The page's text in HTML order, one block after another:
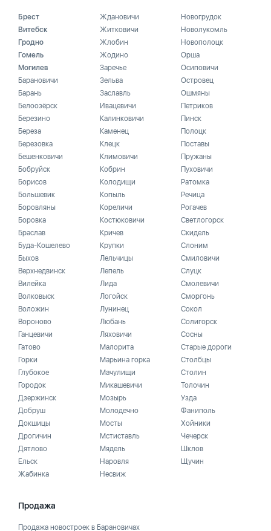
Брест
Витебск
Гродно
Гомель
Могилев
Барановичи
Барань
Белоозёрск
Березино
Береза
Березовка
Бешенковичи
Бобруйск
Борисов
Большевик
Боровляны
Боровка
Браслав
Буда-Кошелево
Быхов
Верхнедвинск
Вилейка
Волковыск
Воложин
Вороново
Ганцевичи
Гатово
Горки
Глубокое
Городок
Дзержинск
Добруш
Докшицы
Дрогичин
Дятлово
Ельск
Жабинка
Ждановичи
Житковичи
Жлобин
Жодино
Заречье
Зельва
Заславль
Ивацевичи
Калинковичи
Каменец
Клецк
Климовичи
Кобрин
Колодищи
Копыль
Кореличи
Костюковичи
Кричев
Крупки
Лельчицы
Лепель
Лида
Логойск
Лунинец
Любань
Ляховичи
Малорита
Марьина горка
Мачулищи
Микашевичи
Мозырь
Молодечно
Мосты
Мстиставль
Мядель
Наровля
Несвиж
Новогрудок
Новолукомль
Новополоцк
Орша
Осиповичи
Островец
Ошмяны
Петриков
Пинск
Полоцк
Поставы
Пружаны
Пуховичи
Ратомка
Речица
Рогачев
Светлогорск
Скидель
Слоним
Смиловичи
Слуцк
Смолевичи
Сморгонь
Сокол
Солигорск
Сосны
Старые дороги
Столбцы
Столин
Толочин
Узда
Фаниполь
Хойники
Чечерск
Шклов
Щучин
Продажа
Продажа новостроек в Барановичах